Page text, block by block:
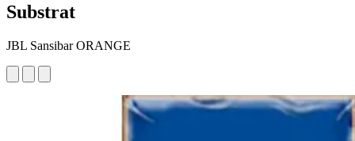
Substrat
JBL Sansibar ORANGE